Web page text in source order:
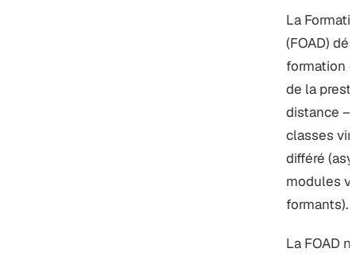
La
(FOAD)
formation
de la
distance —
classes
différé
modules
formants).
La FOAD